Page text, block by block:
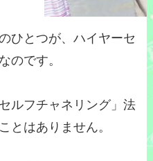
とつが、ハイヤーセ
のです。
ルフチャネリング」法
とはありません。